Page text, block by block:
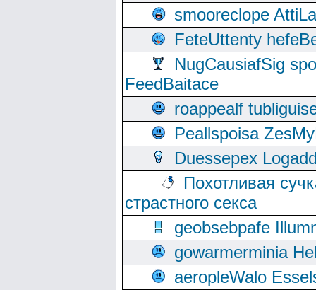
smooreclope
FeteUttenty
NugCausiafSig
FeedBaitace
roappealf
Peallspoisa
Duessepex
Похотливая
страстного секса
geobsebpafe
gowarmerminia
aeropleWalo